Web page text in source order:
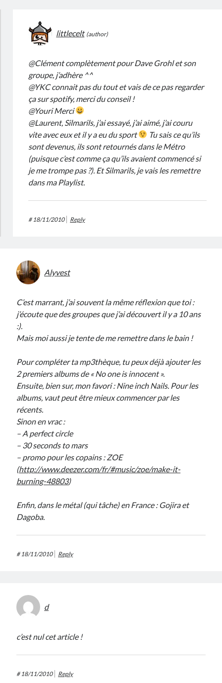
littlecelt
@Clément complètement pour Dave Grohl et son
groupe, j’adhère ^^
@YKC connait pas du tout et vais de ce pas regarder
ça sur spotify, merci du conseil !
@Youri Merci
@Laurent, Silmarils, j’ai essayé, j’ai aimé, j’ai couru
vite avec eux et il y a eu du sport
Tu sais ce qu’ils
sont devenus, ils sont retournés dans le Métro
(puisque c’est comme ça qu’ils avaient commencé si
je me trompe pas ?). Et Silmarils, je vais les remettre
dans ma Playlist.
# 18/11/2010 Reply
Alyvest
C’est marrant, j’ai souvent la même réflexion que toi :
j’écoute que des groupes que j’ai découvert il y a 10 ans
:).
Mais moi aussi je tente de me remettre dans le bain !
Pour compléter ta mp3thèque, tu peux déjà ajouter les
2 premiers albums de « No one is innocent ».
Ensuite, bien sur, mon favori : Nine inch Nails. Pour les
albums, vaut peut être mieux commencer par les
récents.
Sinon en vrac :
– A perfect circle
– 30 seconds to mars
– promo pour les copains : ZOE
(http://www.deezer.com/fr/#music/zoe/make-it-
burning-48803)
Enfin, dans le métal (qui tâche) en France : Gojira et
Dagoba.
# 18/11/2010 Reply
d
c’est nul cet article !
# 18/11/2010 Reply